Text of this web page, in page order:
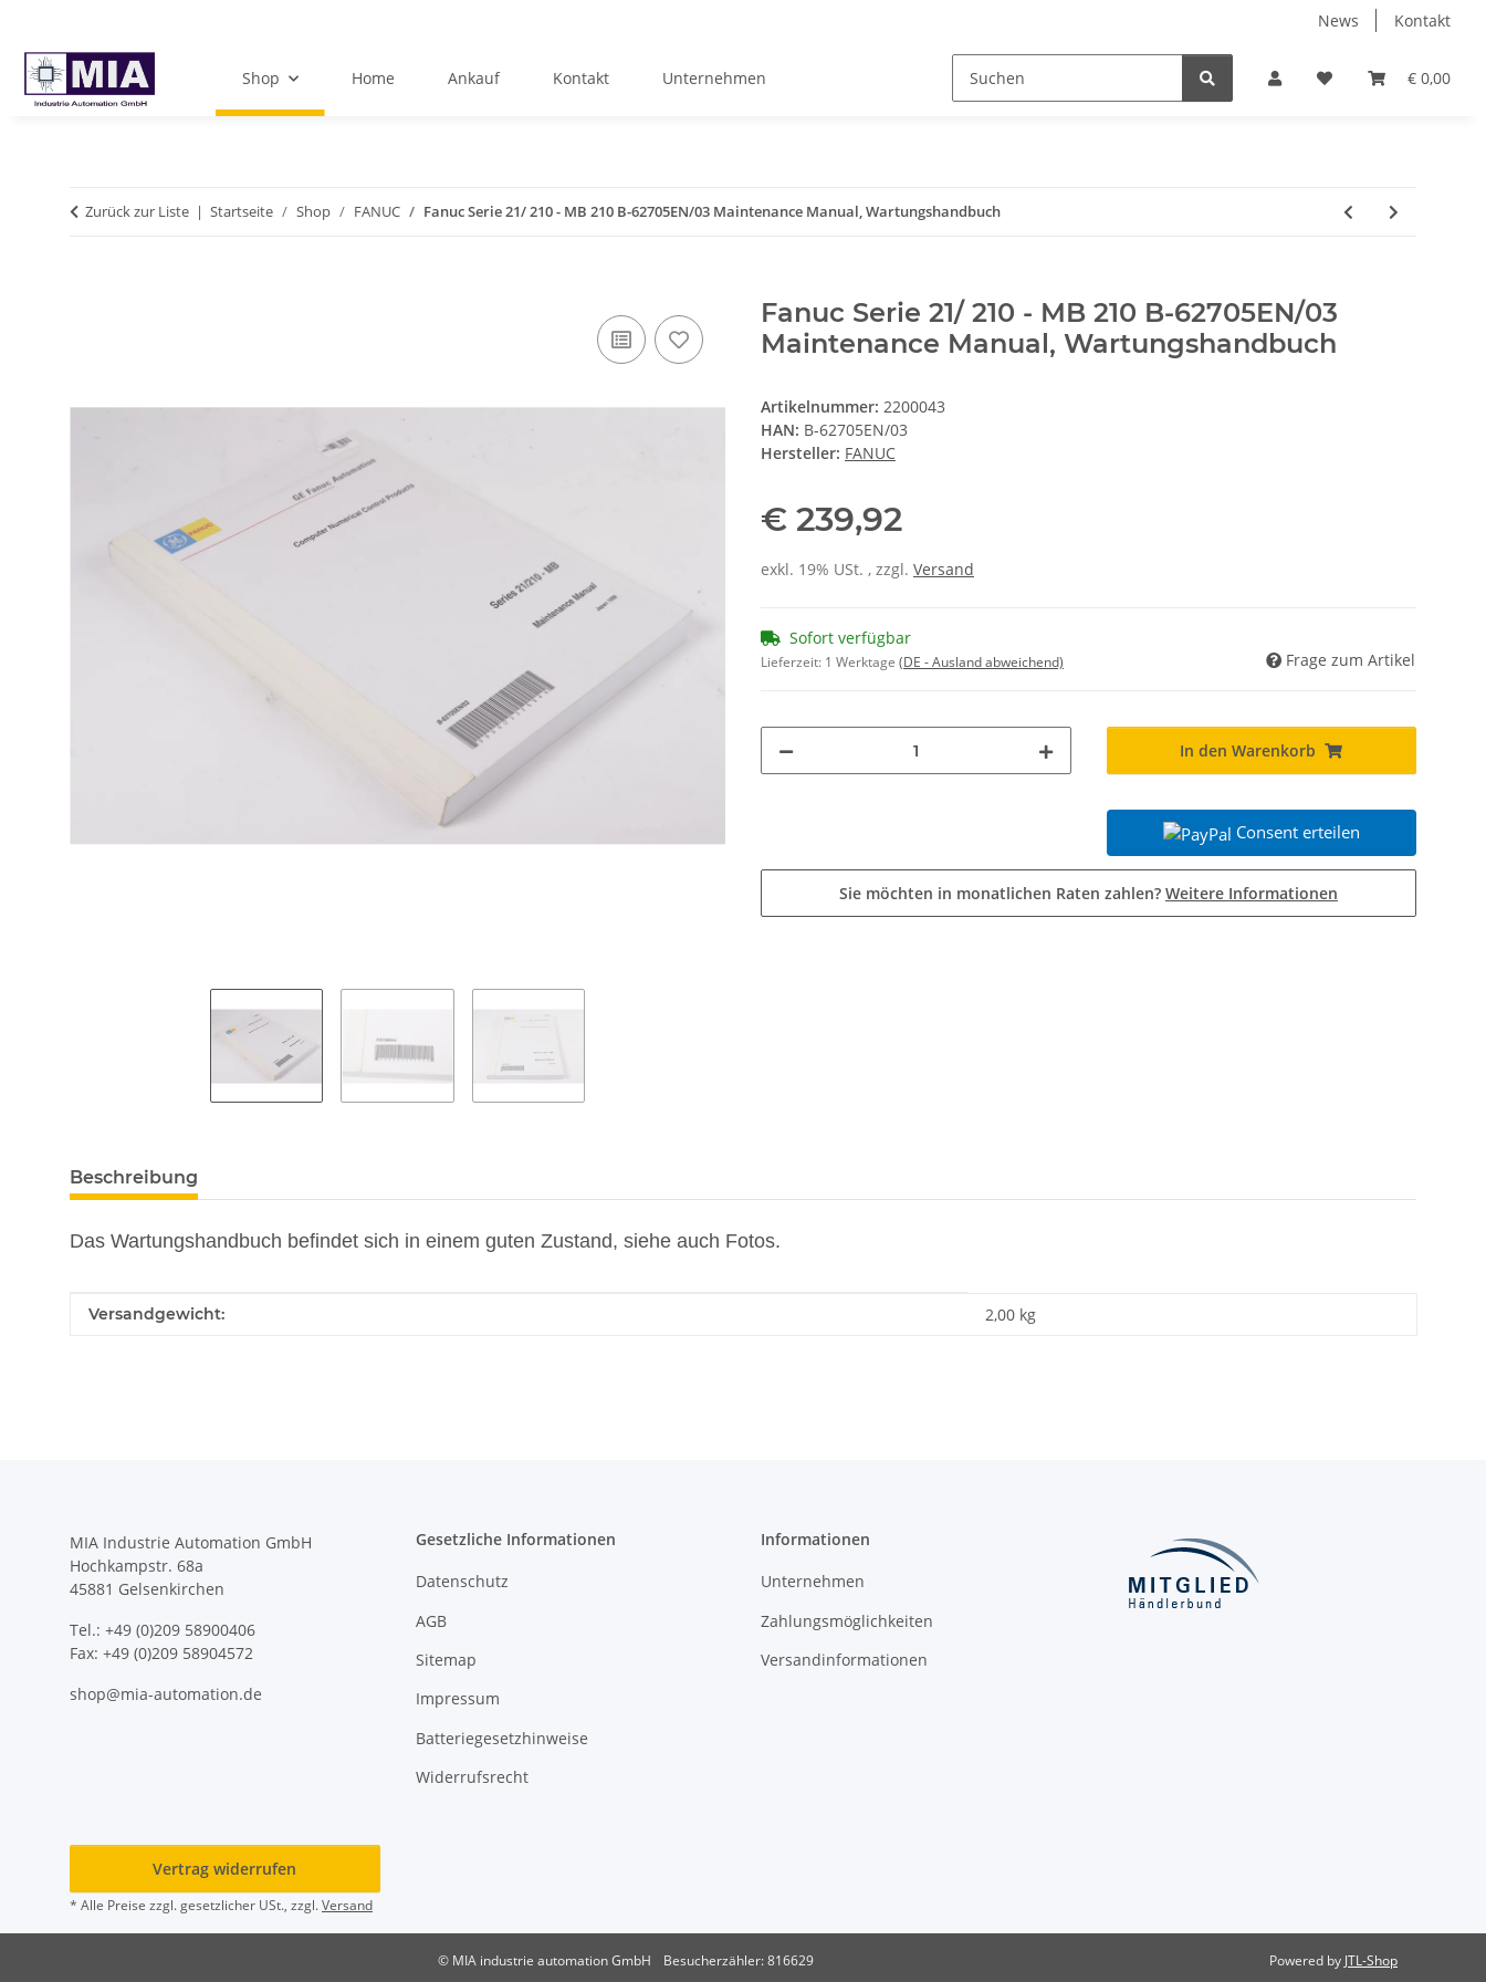
News Kontakt
€ 0,00
Shop Home Ankauf Kontakt Unternehmen
Zurück zur Liste Startseite Shop FANUC Fanuc Serie 21/ 210 - MB 210 B-62705EN/03 Maintenance Manual, Wartungshandbuch
Fanuc Serie 21/ 210 - MB 210 B-62705EN/03
Maintenance Manual, Wartungshandbuch
Artikelnummer: 2200043
HAN: B-62705EN/03
Hersteller: FANUC
€ 239,92
exkl. 19% USt. , zzgl. Versand
Sofort verfügbar
Lieferzeit: 1 Werktage (DE - Ausland abweichend) Frage zum Artikel
In den Warenkorb
Consent erteilen
Sie möchten in monatlichen Raten zahlen? Weitere Informationen
weitere Registerkarten anzeigen
Beschreibung
Das Wartungshandbuch befindet sich in einem guten Zustand, siehe auch Fotos.
Produkteigenschaft
Wert
Versandgewicht: 2,00 kg
MIA Industrie Automation GmbH
Hochkampstr. 68a
45881 Gelsenkirchen
Tel.: +49 (0)209 58900406
Fax: +49 (0)209 58904572
shop@mia-automation.de
Gesetzliche Informationen
Datenschutz
AGB
Sitemap
Impressum
Batteriegesetzhinweise
Widerrufsrecht
Informationen
Unternehmen
Zahlungsmöglichkeiten
Versandinformationen
Vertrag widerrufen
* Alle Preise zzgl. gesetzlicher USt., zzgl.Versand
© MIA industrie automation GmbH Besucherzähler: 816629 Powered by JTL-Shop